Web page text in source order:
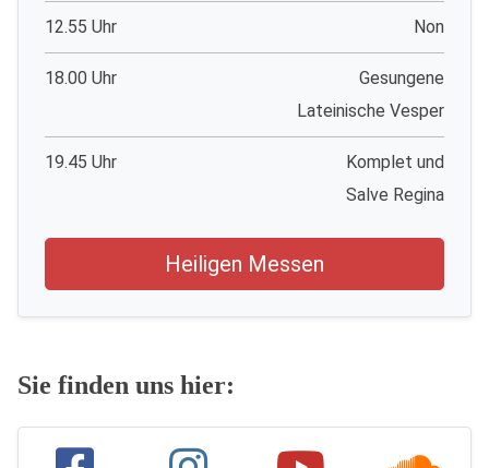
12.55 Uhr Non
18.00 Uhr
Gesungene
Lateinische Vesper
19.45 Uhr
Komplet und
Salve Regina
Heiligen Messen
Sie finden uns hier: